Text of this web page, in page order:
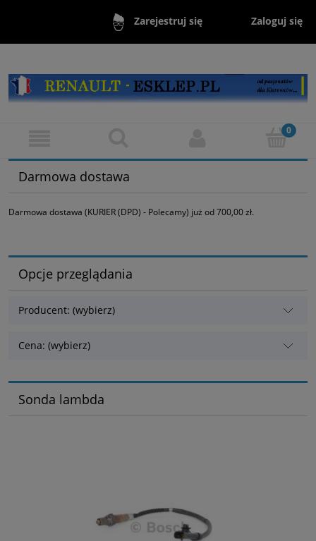
Zarejestruj się Zaloguj się
Darmowa dostawa
Darmowa dostawa (KURIER (DPD) - Polecamy) już od 700,00 zł.
Opcje przeglądania
Producent: (wybierz)
Cena: (wybierz)
Sonda lambda